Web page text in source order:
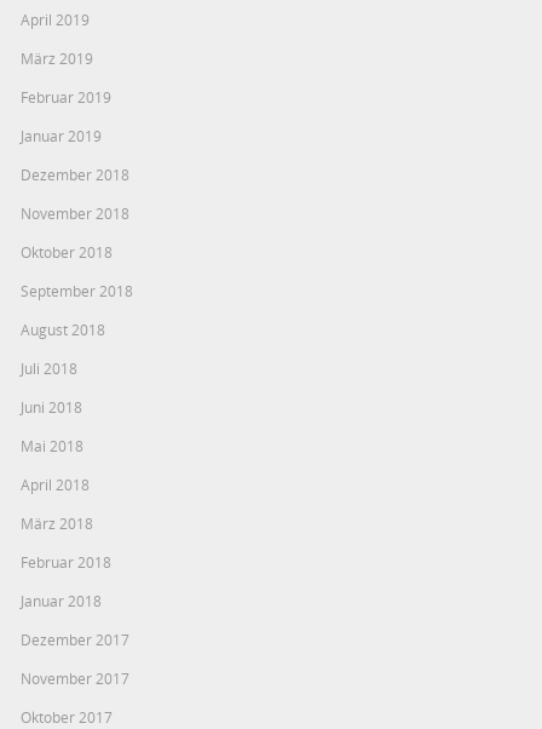
April 2019
März 2019
Februar 2019
Januar 2019
Dezember 2018
November 2018
Oktober 2018
September 2018
August 2018
Juli 2018
Juni 2018
Mai 2018
April 2018
März 2018
Februar 2018
Januar 2018
Dezember 2017
November 2017
Oktober 2017